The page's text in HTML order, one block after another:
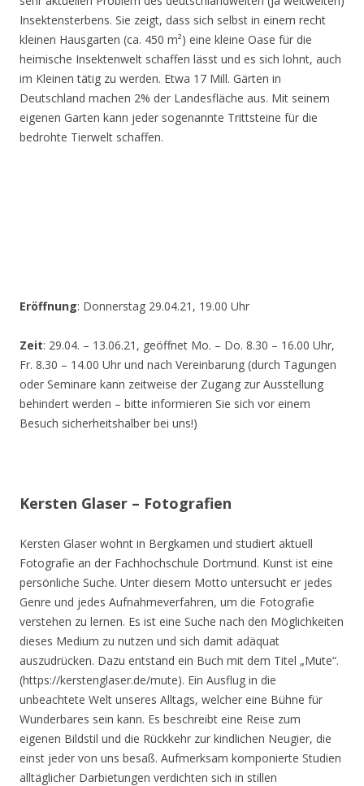
Insektensterbens. Sie zeigt, dass sich selbst in einem recht
kleinen Hausgarten (ca. 450 m²) eine kleine Oase für die
heimische Insektenwelt schaffen lässt und es sich lohnt, auch
im Kleinen tätig zu werden. Etwa 17 Mill. Gärten in
Deutschland machen 2% der Landesfläche aus. Mit seinem
eigenen Garten kann jeder sogenannte Trittsteine für die
bedrohte Tierwelt schaffen.
Eröffnung: Donnerstag 29.04.21, 19.00 Uhr
Zeit: 29.04. – 13.06.21, geöffnet Mo. – Do. 8.30 – 16.00 Uhr,
Fr. 8.30 – 14.00 Uhr und nach Vereinbarung (durch Tagungen
oder Seminare kann zeitweise der Zugang zur Ausstellung
behindert werden – bitte informieren Sie sich vor einem
Besuch sicherheitshalber bei uns!)
Kersten Glaser – Fotografien
Kersten Glaser wohnt in Bergkamen und studiert aktuell
Fotografie an der Fachhochschule Dortmund. Kunst ist eine
persönliche Suche. Unter diesem Motto untersucht er jedes
Genre und jedes Aufnahmeverfahren, um die Fotografie
verstehen zu lernen. Es ist eine Suche nach den Möglichkeiten
dieses Medium zu nutzen und sich damit adäquat
auszudrücken. Dazu entstand ein Buch mit dem Titel „Mute“.
(https://kerstenglaser.de/mute). Ein Ausflug in die
unbeachtete Welt unseres Alltags, welcher eine Bühne für
Wunderbares sein kann. Es beschreibt eine Reise zum
eigenen Bildstil und die Rückkehr zur kindlichen Neugier, die
einst jeder von uns besaß. Aufmerksam komponierte Studien
alltäglicher Darbietungen verdichten sich in stillen